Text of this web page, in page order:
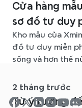
Cửa hàng
sơ đồ tư duy
Kho mẫu của
đồ tư duy miễn
sống và hơn thế
2 tháng trước
Từ ý tưởng